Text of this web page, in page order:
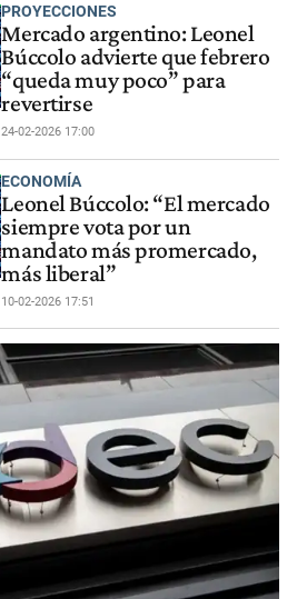
PROYECCIONES
Mercado argentino: Leonel
Búccolo advierte que febrero
“queda muy poco” para
revertirse
24-02-2026 17:00
ECONOMÍA
Leonel Búccolo: “El mercado
siempre vota por un
mandato más promercado,
más liberal”
10-02-2026 17:51